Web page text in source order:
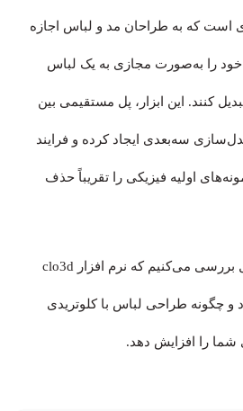
است که به طراحان مد و لباس اجازه
خود را به‌صورت مجازی به یک لباس
کنند. این ابزار، پل مستقیمی بین
سه‌بعدی ایجاد کرده و فرایند
اولیه فیزیکی را تقریباً حذف
در این مقاله به‌صورت کامل بررسی می‌کنیم که نرم افزار clo3d
و چگونه طراحی لباس با کلوتریدی
شما را افزایش دهد.